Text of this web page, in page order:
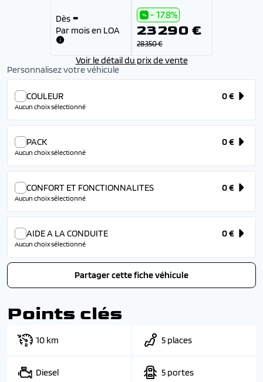
Dès -
Par mois en LOA
- 17.8%
23 290 €
28 350 €
Voir le détail du prix de vente
Personnalisez votre véhicule
COULEUR 0 €
Aucun choix sélectionné
PACK 0 €
Aucun choix sélectionné
CONFORT ET FONCTIONNALITES 0 €
Aucun choix sélectionné
AIDE A LA CONDUITE 0 €
Aucun choix sélectionné
Partager cette fiche véhicule
Points clés
10 km 5 places
Diesel 5 portes